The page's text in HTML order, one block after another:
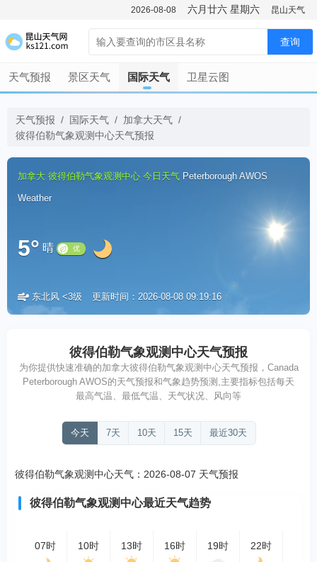
2026-08-08 六月廿六 星期六 昆山天气
查询
天气预报 景区天气 国际天气 卫星云图
天气预报 / 国际天气 / 加拿大天气 /
彼得伯勒气象观测中心天气预报
加拿大 彼得伯勒气象观测中心 今日天气 Peterborough AWOS
Weather
5° 晴
东北风 <3级 更新时间：2026-08-08 09:19:16
彼得伯勒气象观测中心天气预报
为你提供快速准确的加拿大彼得伯勒气象观测中心天气预报，Canada
Peterborough AWOS的天气预报和气象趋势预测,主要指标包括每天
最高气温、最低气温、天气状况、风向等
今天 7天 10天 15天 最近30天
彼得伯勒气象观测中心天气：2026-08-07 天气预报
彼得伯勒气象观测中心最近天气趋势
07时 10时 13时 16时 19时 22时